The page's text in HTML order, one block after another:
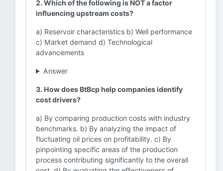
2. Which of the following is NOT a factor
influencing upstream costs?
a) Reservoir characteristics b) Well performance
c) Market demand d) Technological
advancements
Answer
3. How does BtBcp help companies identify
cost drivers?
a) By comparing production costs with industry
benchmarks. b) By analyzing the impact of
fluctuating oil prices on profitability. c) By
pinpointing specific areas of the production
process contributing significantly to the overall